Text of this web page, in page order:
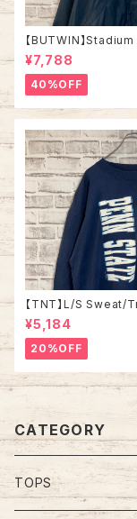
【BUTWIN】
XL相当 80s “STATE
NICAL” Made in USA ナイロ
ン スタジャン スタジア
パー USA製 企業モノ
リブライン アウター
SA 古着
¥7,788
40%OFF
【TNT】L/S Sweat/
“PENN STATE” 90s
n USA スウェット トレ
レッジモノ ペンシルベ
ニタリーライオンズ カ
ゴ USA製 アメリカ
¥5,184
20%OFF
CATEGORY
TOPS